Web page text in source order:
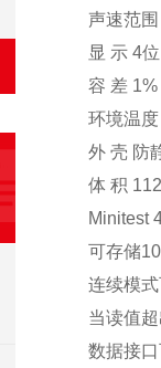
声速范
显 示 4
容 差
环境温
外 壳 防
体 积
Minitest
可存储
连续模
当读值
数据接